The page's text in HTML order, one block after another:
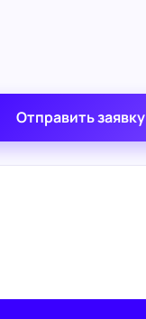
Отправить заявку